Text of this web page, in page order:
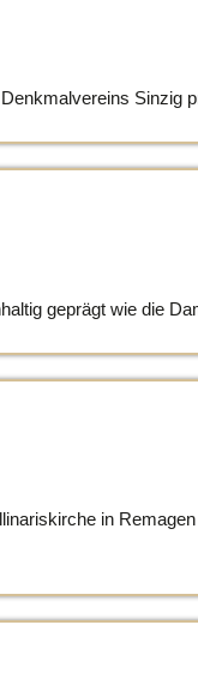
Sinzig
geprägt wie die
in